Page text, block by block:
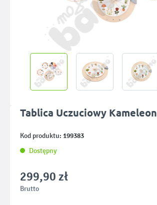
Tablica Uczuciowy Kameleon
Kod produktu: 199383
Dostępny
299,90 zł
Brutto